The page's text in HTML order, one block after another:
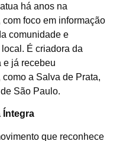
há anos na
foco em informação
comunidade e
É criadora da
e já recebeu
a Salva de Prata,
São Paulo.
Íntegra
que reconhece